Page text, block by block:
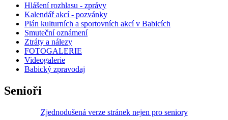
Hlášení rozhlasu - zprávy
Kalendář akcí - pozvánky
Plán kulturních a sportovních akcí v Babicích
Smuteční oznámení
Ztráty a nálezy
FOTOGALERIE
Videogalerie
Babický zpravodaj
Senioři
Zjednodušená verze stránek nejen pro seniory